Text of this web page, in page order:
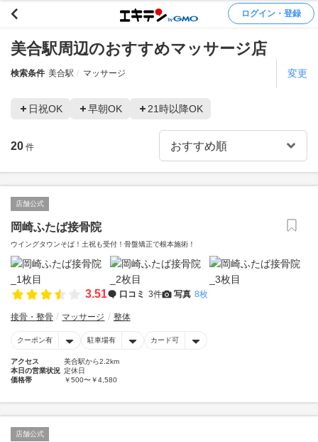
ログイン・登録
美合駅周辺のおすすめマッサージ店
検索条件 美合駅 マッサージ 変更
日祝OK 早朝OK 21時以降OK
20 件
店舗公式
岡崎ふたば接骨院
ウイングタウンそば！土祝も受付！骨盤矯正で根本施術！
3.51 口コミ 3件 写真 8枚
接骨・整骨 マッサージ 整体
クーポン有 駐車場有 カード可
アクセス
美合駅から2.2km
本日の営業状況 定休日
価格帯
￥500〜￥4,580
店舗公式